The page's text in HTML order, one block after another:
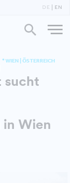
DE EN
* WIEN | ÖSTERREICH
sucht
in Wien